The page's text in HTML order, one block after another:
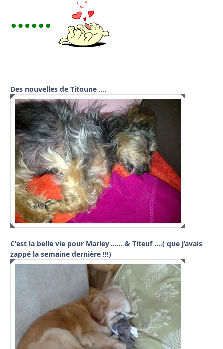
…...
Des nouvelles de Titoune ….
C'est la belle vie pour Marley …… & Titeuf ….( que j’avais
zappé la semaine dernière !!!)